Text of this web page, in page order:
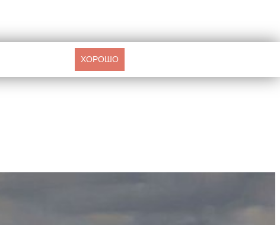
ХОРОШО